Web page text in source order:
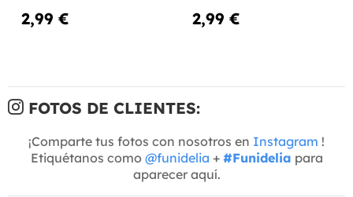
2,99 € 2,99 €
FOTOS DE CLIENTES:
¡Comparte tus fotos con nosotros en Instagram !
Etiquétanos como @funidelia + #Funidelia para
aparecer aquí.